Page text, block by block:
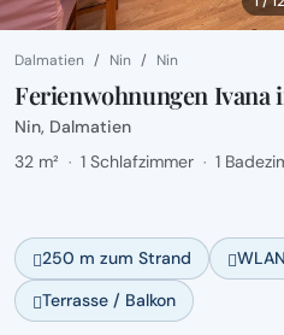
Dalmatien Nin Nin
Ferienwohnungen Ivana
Nin, Dalmatien
32 m² · 1 Schlafzimmer · 1
250 m zum Strand
Terrasse / Balkon